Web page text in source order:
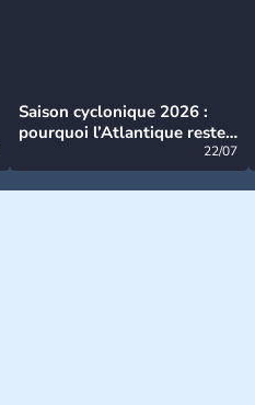
Saison cyclonique 2026 :
pourquoi l’Atlantique reste
22/07